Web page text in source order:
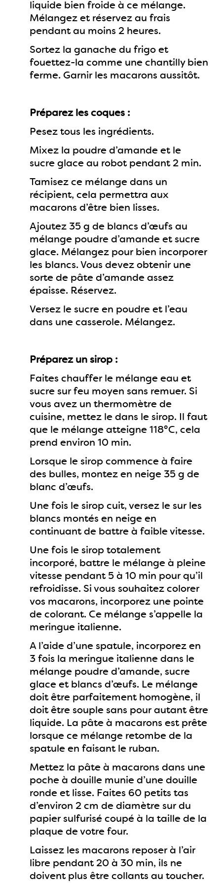
liquide bien froide à ce mélange.
Mélangez et réservez au frais
pendant au moins 2 heures.
Sortez la ganache du frigo et
fouettez-la comme une chantilly bien
ferme. Garnir les macarons aussitôt.
Préparez les coques :
Pesez tous les ingrédients.
Mixez la poudre d’amande et le
sucre glace au robot pendant 2 min.
Tamisez ce mélange dans un
récipient, cela permettra aux
macarons d’être bien lisses.
Ajoutez 35 g de blancs d’œufs au
mélange poudre d’amande et sucre
glace. Mélangez pour bien incorporer
les blancs. Vous devez obtenir une
sorte de pâte d’amande assez
épaisse. Réservez.
Versez le sucre en poudre et l’eau
dans une casserole. Mélangez.
Préparez un sirop :
Faites chauffer le mélange eau et
sucre sur feu moyen sans remuer. Si
vous avez un thermomètre de
cuisine, mettez le dans le sirop. Il faut
que le mélange atteigne 118°C, cela
prend environ 10 min.
Lorsque le sirop commence à faire
des bulles, montez en neige 35 g de
blanc d’œufs.
Une fois le sirop cuit, versez le sur les
blancs montés en neige en
continuant de battre à faible vitesse.
Une fois le sirop totalement
incorporé, battre le mélange à pleine
vitesse pendant 5 à 10 min pour qu’il
refroidisse. Si vous souhaitez colorer
vos macarons, incorporez une pointe
de colorant. Ce mélange s’appelle la
meringue italienne.
A l’aide d’une spatule, incorporez en
3 fois la meringue italienne dans le
mélange poudre d’amande, sucre
glace et blancs d’œufs. Le mélange
doit être parfaitement homogène, il
doit être souple sans pour autant être
liquide. La pâte à macarons est prête
lorsque ce mélange retombe de la
spatule en faisant le ruban.
Mettez la pâte à macarons dans une
poche à douille munie d’une douille
ronde et lisse. Faites 60 petits tas
d’environ 2 cm de diamètre sur du
papier sulfurisé coupé à la taille de la
plaque de votre four.
Laissez les macarons reposer à l’air
libre pendant 20 à 30 min, ils ne
doivent plus être collants au toucher.